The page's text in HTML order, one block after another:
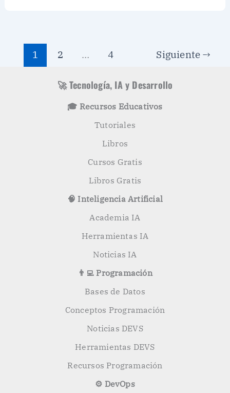
1 2 … 4 Siguiente →
🚀 Tecnología, IA y Desarrollo
🎓 Recursos Educativos
Tutoriales
Libros
Cursos Gratis
Libros Gratis
🧠 Inteligencia Artificial
Academia IA
Herramientas IA
Noticias IA
👨‍💻 Programación
Bases de Datos
Conceptos Programación
Noticias DEVS
Herramientas DEVS
Recursos Programación
⚙️ DevOps